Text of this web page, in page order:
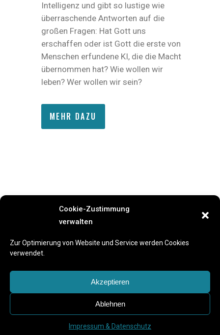
Cookie-Zustimmung
verwalten
Zur Optimierung von Website und Service werden Cookies
verwendet.
Akzeptieren
Ablehnen
Impressum & Datenschutz
Intelligenz und gibt so lustige wie
überraschende Antworten auf die
großen Fragen: Hat Gott uns
erschaffen oder ist Gott die erste von
Menschen erfundene KI, die die Macht
übernommen hat? Wie wollen wir
leben? Wer wollen wir sein?
MEHR DAZU